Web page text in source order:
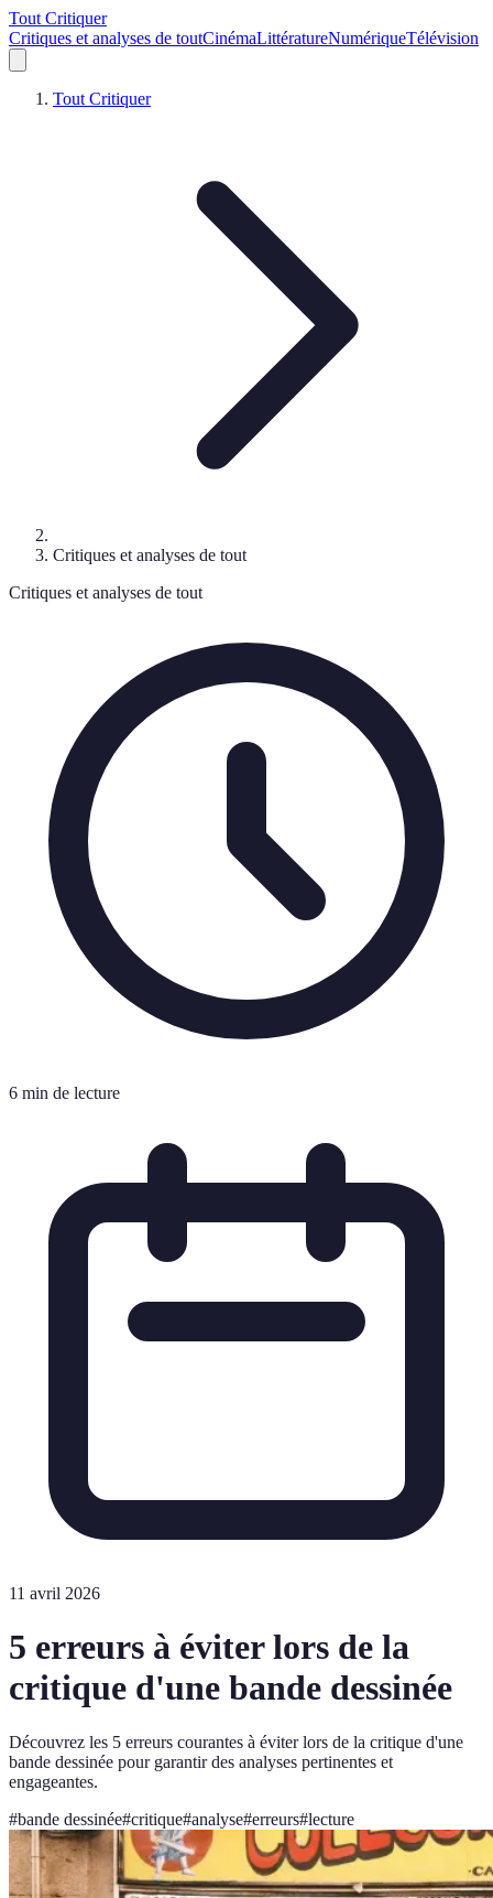
Tout Critiquer
Critiques et analyses de toutCinémaLittératureNumériqueTélévision
Tout Critiquer
Critiques et analyses de tout
Critiques et analyses de tout
6 min de lecture
11 avril 2026
5 erreurs à éviter lors de la
critique d'une bande dessinée
Découvrez les 5 erreurs courantes à éviter lors de la critique d'une
bande dessinée pour garantir des analyses pertinentes et
engageantes.
#bande dessinée#critique#analyse#erreurs#lecture